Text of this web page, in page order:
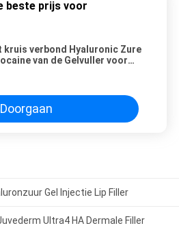
beste prijs voor
kruis verbond Hyaluronic Zure
van de Gelvuller voor
Doorgaan
Gel Injectie Lip Filler
Ultra4 HA Dermale Filler